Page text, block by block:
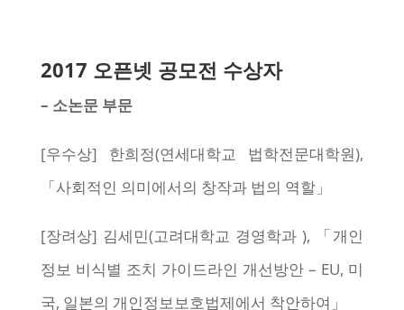
2017 오픈넷 공모전 수상자
– 소논문 부문
[우수상] 한희정(연세대학교 법학전문대학원),
「사회적인 의미에서의 창작과 법의 역할」
[장려상] 김세민(고려대학교 경영학과 ), 「개인
정보 비식별 조치 가이드라인 개선방안 – EU, 미
국, 일본의 개인정보보호법제에서 착안하여」